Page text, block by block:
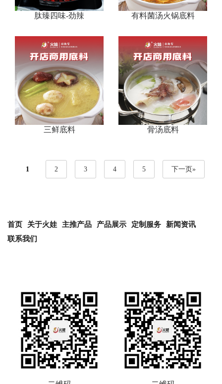
肽臻四味-劲辣 有料菌汤火锅底料
三鲜底料 骨汤底料
1 2 3 4 5 下一页»
首页 关于火娃 主推产品 产品展示 定制服务
新闻资讯
联系我们